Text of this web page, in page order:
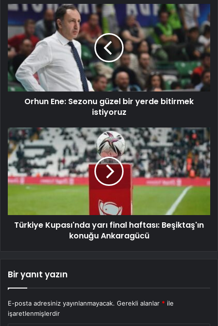
Orhun Ene: Sezonu güzel bir yerde bitirmek
istiyoruz
Türkiye Kupası'nda yarı final haftası: Beşiktaş'ın
konuğu Ankaragücü
Bir yanıt yazın
E-posta adresiniz yayınlanmayacak. Gerekli alanlar * ile
işaretlenmişlerdir